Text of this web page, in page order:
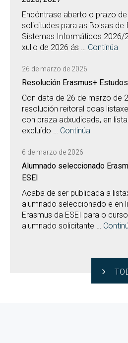
Encóntrase aberto o prazo
solicitudes para as Bolsas de
Sistemas Informáticos 2026/
xullo de 2026 ás … Continúa
26 de marzo de 2026
Resolución Erasmus+
Con data de 26 de marzo de
resolución reitoral coas
con praza adxudicada, en
excluído … Continúa
6 de marzo de 2026
Alumnado seleccionado
ESEI
Acaba de ser publicada a
alumnado seleccionado e en
Erasmus da ESEI para o
alumnado solicitante …